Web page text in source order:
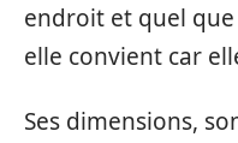
endroit et quel que
elle convient car
Ses dimensions,